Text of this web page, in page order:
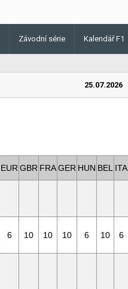
Závodní série Kalendář F1
25.07.2026
EUR GBR FRAGER HUN BEL ITA
6 10 10 10 6 10 6